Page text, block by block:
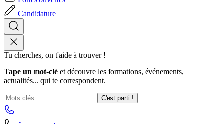
Candidature
Tu cherches, on t'aide à trouver !
Tape un mot-clé et découvre les formations, événements,
actualités... qui te correspondent.
C'est parti !